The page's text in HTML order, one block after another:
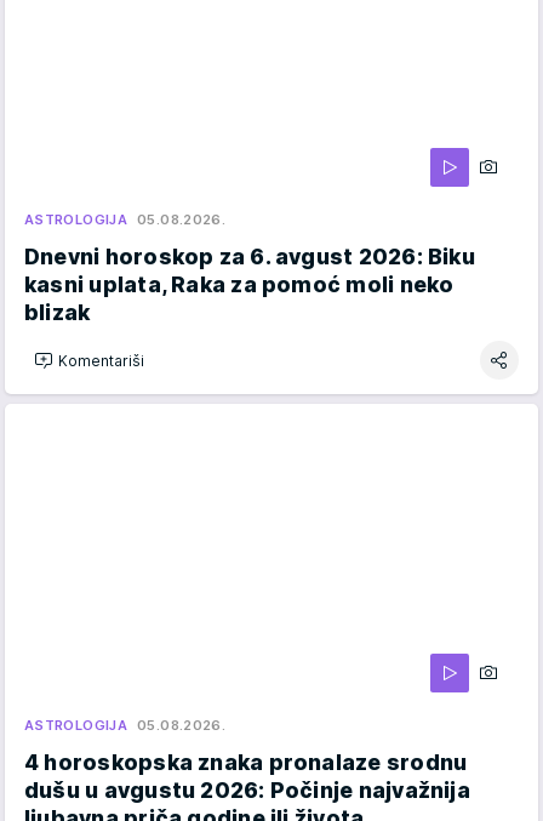
ASTROLOGIJA 05.08.2026.
Dnevni horoskop za 6. avgust 2026: Biku
kasni uplata, Raka za pomoć moli neko
blizak
Komentariši
ASTROLOGIJA 05.08.2026.
4 horoskopska znaka pronalaze srodnu
dušu u avgustu 2026: Počinje najvažnija